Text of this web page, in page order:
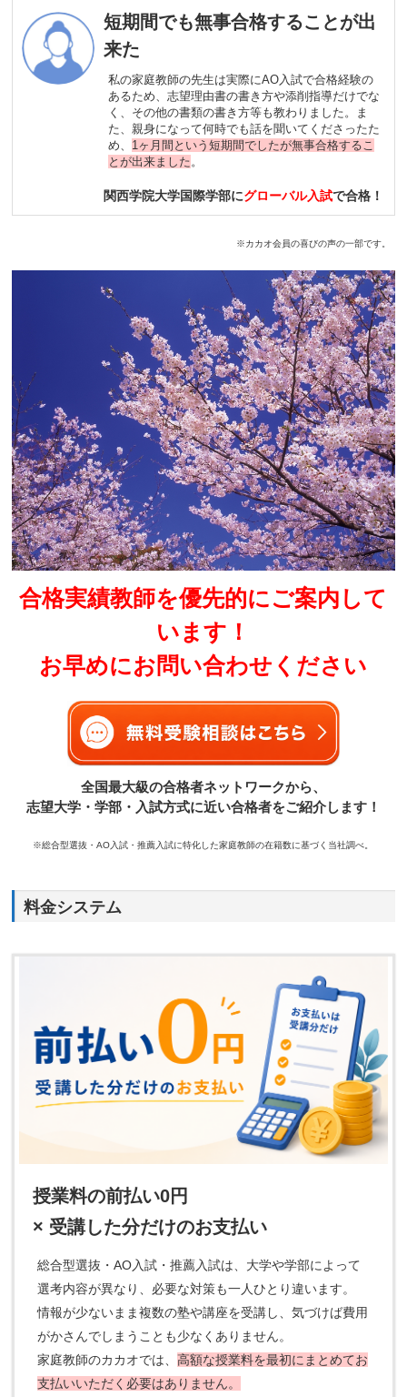
短期間でも無事合格することが出
来た
私の家庭教師の先生は実際にAO入試で合格経験の
あるため、志望理由書の書き方や添削指導だけでな
く、その他の書類の書き方等も教わりました。ま
た、親身になって何時でも話を聞いてくださったた
め、 1ヶ月間という短期間でしたが無事合格するこ
とが出来ました 。
関西学院大学国際学部にグローバル入試で合格！
※カカオ会員の喜びの声の一部です。
合格実績教師を優先的にご案内して
います！
お早めにお問い合わせください
全国最大級の合格者ネットワークから、
志望大学・学部・入試方式に近い合格者をご紹介します！
※総合型選抜・AO入試・推薦入試に特化した家庭教師の在籍数に基づく当社調べ。
料金システム
授業料の前払い0円
× 受講した分だけのお支払い
総合型選抜・AO入試・推薦入試は、大学や学部によって
選考内容が異なり、必要な対策も一人ひとり違います。
情報が少ないまま複数の塾や講座を受講し、気づけば費用
がかさんでしまうことも少なくありません。
家庭教師のカカオでは、高額な授業料を最初にまとめてお
支払いいただく必要はありません。